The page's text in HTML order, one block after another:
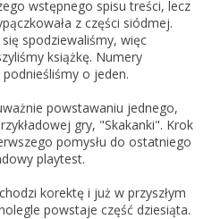
wstępnego spisu treści, lecz
z części siódmej.
spodziewaliśmy, więc
książkę. Numery
o jeden.
powstawaniu jednego,
gry, "Skakanki". Krok
pomysłu do ostatniego
playtest.
korektę i już w przyszłym
powstaje część dziesiąta.